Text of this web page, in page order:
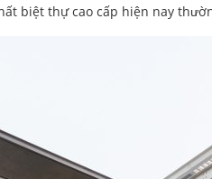
biệt thự cao cấp hiện nay